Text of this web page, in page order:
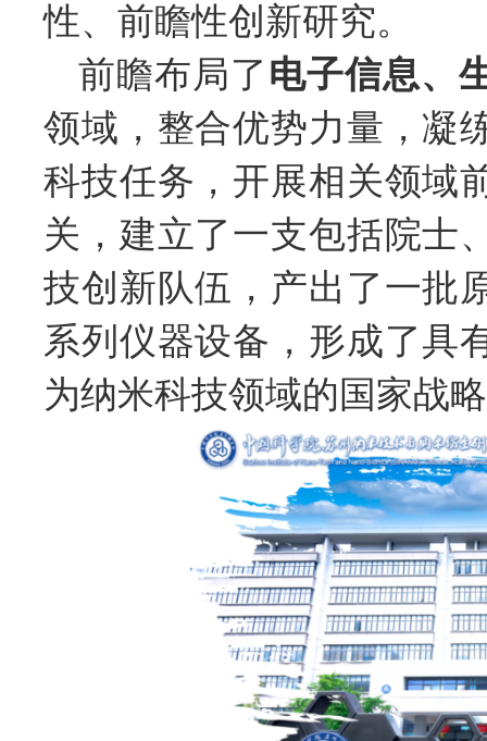
性、前瞻性创新研究。
前瞻布局了 电子信息、
领域，整合优势力量，凝
科技任务，开展相关领域
关，建立了一支包括院士
技创新队伍，产出了一批
系列仪器设备，形成了具
为纳米科技领域的国家战